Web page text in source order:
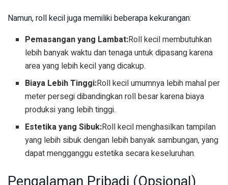
Namun, roll kecil juga memiliki beberapa kekurangan:
Pemasangan yang Lambat:Roll kecil membutuhkan
lebih banyak waktu dan tenaga untuk dipasang karena
area yang lebih kecil yang dicakup.
Biaya Lebih Tinggi:Roll kecil umumnya lebih mahal per
meter persegi dibandingkan roll besar karena biaya
produksi yang lebih tinggi.
Estetika yang Sibuk:Roll kecil menghasilkan tampilan
yang lebih sibuk dengan lebih banyak sambungan, yang
dapat mengganggu estetika secara keseluruhan.